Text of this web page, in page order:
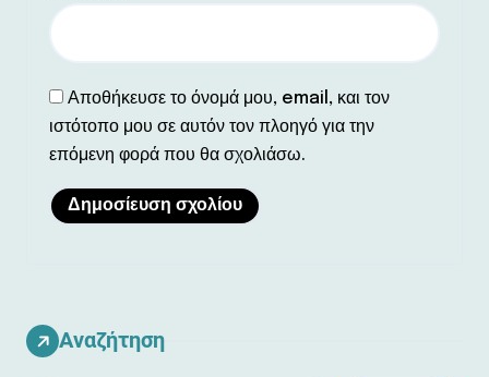
Αποθήκευσε το όνομά μου, email, και τον
ιστότοπο μου σε αυτόν τον πλοηγό για την
επόμενη φορά που θα σχολιάσω.
Αναζήτηση